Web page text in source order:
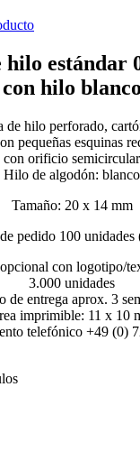
estándar
con hilo blanco
de hilo perforado,
pequeñas esquinas
con orificio semicircular
Hilo de algodón: blanco
Tamaño: 20 x 14 mm
pedido 100 unidades
con logotipo/
3.000 unidades
de entrega aprox. 3
imprimible: 11 x 10
telefónico +49 (0)